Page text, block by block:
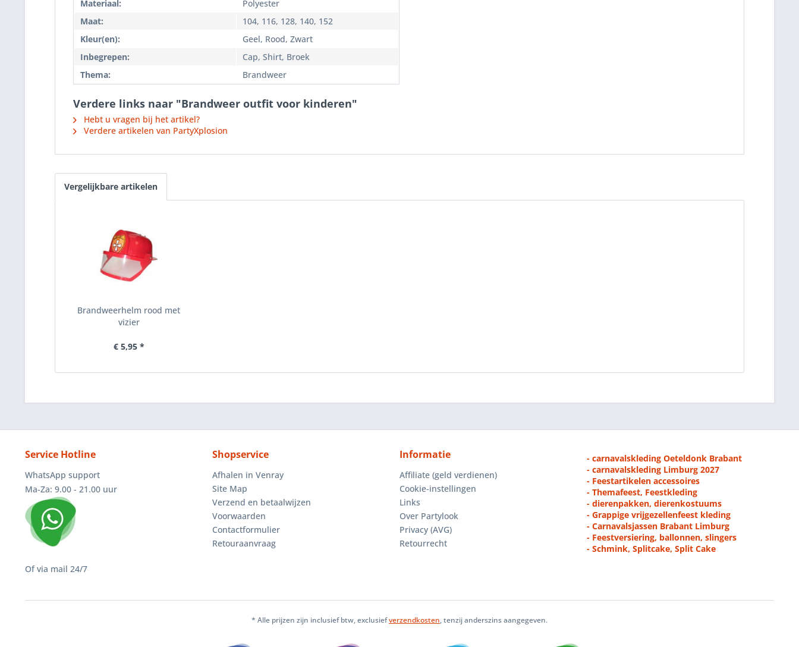
Materiaal:
Polyester
Maat:
104, 116, 128, 140, 152
Kleur(en):
Geel, Rood, Zwart
Inbegrepen:
Cap, Shirt, Broek
Thema:
Brandweer
Verdere links naar "Brandweer outfit voor kinderen"
Hebt u vragen bij het artikel?
Verdere artikelen van PartyXplosion
Vergelijkbare artikelen
Brandweerhelm rood met
vizier
€ 5,95 *
Service Hotline
WhatsApp support
Ma-Za: 9.00 - 21.00 uur
Of via mail 24/7
Shopservice
Afhalen in Venray
Site Map
Verzend en betaalwijzen
Voorwaarden
Contactformulier
Retouraanvraag
Informatie
Affiliate (geld verdienen)
Cookie-instellingen
Links
Over Partylook
Privacy (AVG)
Retourrecht
- carnavalskleding Oeteldonk Brabant
- carnavalskleding Limburg 2027
- Feestartikelen accessoires
- Themafeest, Feestkleding
- dierenpakken, dierenkostuums
- Grappige vrijgezellenfeest kleding
- Carnavalsjassen Brabant Limburg
- Feestversiering, ballonnen, slingers
- Schmink, Splitcake, Split Cake
* Alle prijzen zijn inclusief btw, exclusiefverzendkosten, tenzij anderszins aangegeven.